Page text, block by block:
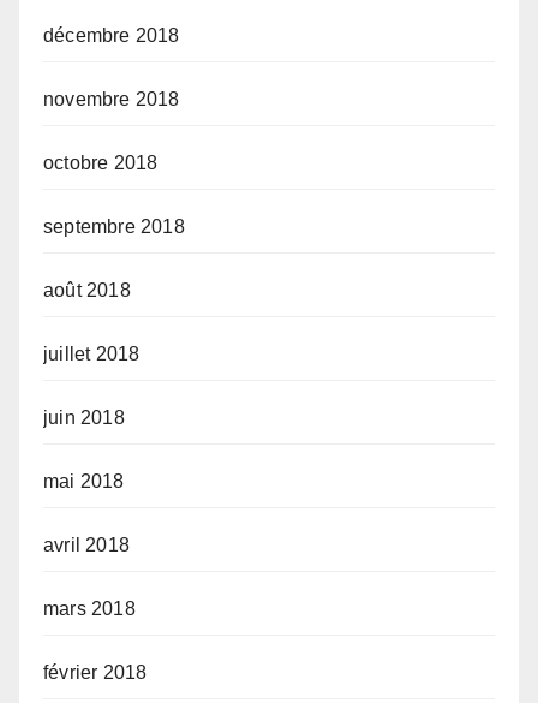
décembre 2018
novembre 2018
octobre 2018
septembre 2018
août 2018
juillet 2018
juin 2018
mai 2018
avril 2018
mars 2018
février 2018